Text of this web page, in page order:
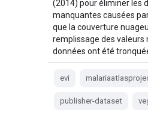
(2014) pour éliminer les
manquantes causées
que la couverture
remplissage des valeurs
données ont été
evi
publisher-dataset